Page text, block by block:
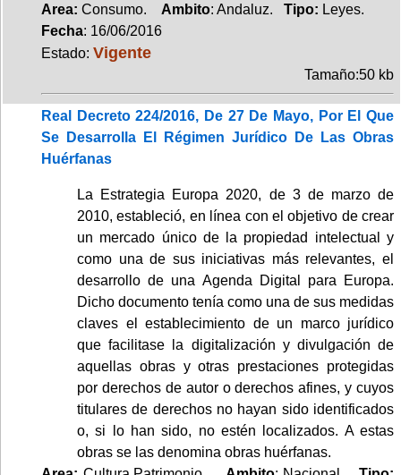
Area: Consumo. Ambito: Andaluz. Tipo: Leyes.
Fecha: 16/06/2016
Estado: Vigente
Tamaño:50 kb
Real Decreto 224/2016, De 27 De Mayo, Por El Que
Se Desarrolla El Régimen Jurídico De Las Obras
Huérfanas
La Estrategia Europa 2020, de 3 de marzo de
2010, estableció, en línea con el objetivo de crear
un mercado único de la propiedad intelectual y
como una de sus iniciativas más relevantes, el
desarrollo de una Agenda Digital para Europa.
Dicho documento tenía como una de sus medidas
claves el establecimiento de un marco jurídico
que facilitase la digitalización y divulgación de
aquellas obras y otras prestaciones protegidas
por derechos de autor o derechos afines, y cuyos
titulares de derechos no hayan sido identificados
o, si lo han sido, no estén localizados. A estas
obras se las denomina obras huérfanas.